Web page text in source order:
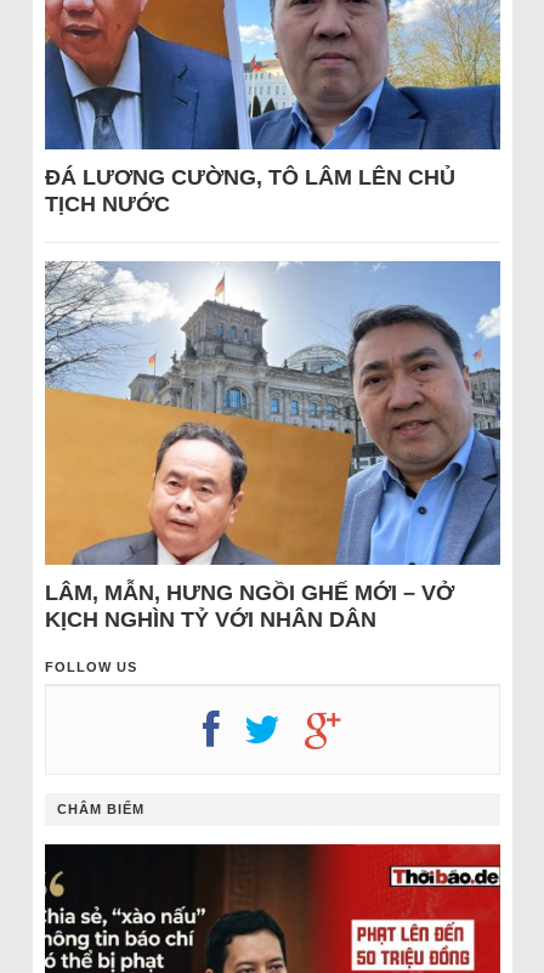
ĐÁ LƯƠNG CƯỜNG, TÔ LÂM LÊN CHỦ
TỊCH NƯỚC
LÂM, MẪN, HƯNG NGỒI GHẾ MỚI – VỞ
KỊCH NGHÌN TỶ VỚI NHÂN DÂN
FOLLOW US
CHÂM BIẾM